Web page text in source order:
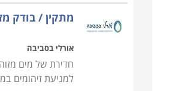
כלי המקצוע
קורס אינסטלציה כולל מגוון
אפורים ושפכים, ביניהן
והתקנות של מערכות
והסיבות להם, התקנה, תיקון
מתקין / בודק
אורלי בסביבה
חדירת של מים
למניעת זיהומים